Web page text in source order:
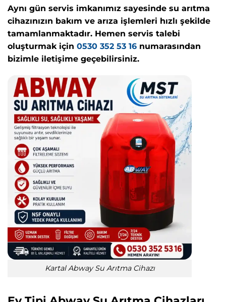
Aynı gün servis imkanımız sayesinde su arıtma
cihazınızın bakım ve arıza işlemleri hızlı şekilde
tamamlanmaktadır. Hemen servis talebi
oluşturmak için 0530 352 53 16 numarasından
bizimle iletişime geçebilirsiniz.
Kartal Abway Su Arıtma Cihazı